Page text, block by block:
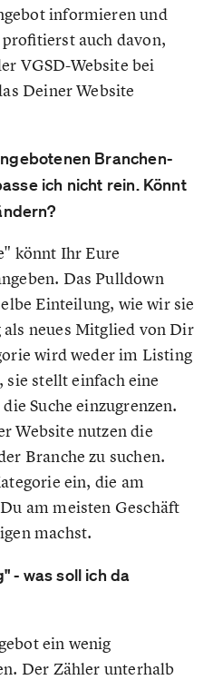
informieren und
auch davon,
VGSD-Website bei
Deiner Website
Branchen-
ich nicht rein. Könnt
könnt Ihr Eure
Das Pulldown
Einteilung, wie wir sie
neues Mitglied von Dir
wird weder im Listing
sie stellt einfach eine
Suche einzugrenzen.
Website nutzen die
Branche zu suchen.
ein, die am
am meisten Geschäft
machst.
- was soll ich da
ein wenig
Der Zähler unterhalb